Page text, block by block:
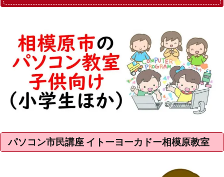
パソコン市民講座 イトーヨーカドー相模原教室